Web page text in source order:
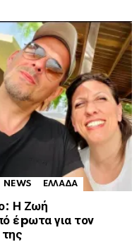
NEWS ΕΛΛΑΔΑ
Η Ζωή
έpωτα για τον